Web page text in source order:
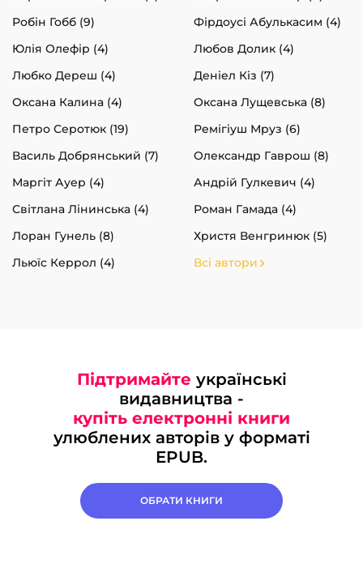
Робін Гобб (9)
Фірдоусі Абулькасим (4)
Юлія Олефір (4)
Любов Долик (4)
Любко Дереш (4)
Деніел Кіз (7)
Оксана Калина (4)
Оксана Лущевська (8)
Петро Серотюк (19)
Ремігіуш Мруз (6)
Василь Добрянський (7)
Олександр Гаврош (8)
Маргіт Ауер (4)
Андрій Гулкевич (4)
Світлана Лінинська (4)
Роман Гамада (4)
Лоран Гунель (8)
Христя Венгринюк (5)
Льюїс Керрол (4)
Всі автори
Підтримайте українські
видавництва -
купіть електронні книги
улюблених авторів у форматі
EPUB.
ОБРАТИ КНИГИ